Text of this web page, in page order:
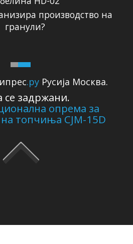
.ру Русија Москва.
се задржани.
опрема за
топчиња CJM-15D
производство на
гранули?